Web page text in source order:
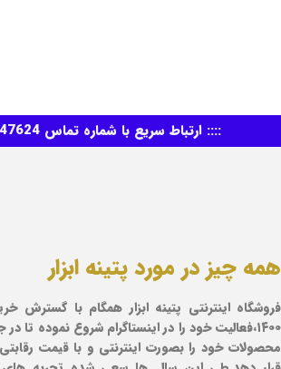
:::: ارتباط سریع با شماره تماس 09119247624::::
همه چیز در مورد پتینه ابزار
فروشگاه اینترنتی پتینه ابزار همگام با گسترش
۱۴۰۰،فعالیت خود را در اینستاگرام شروع نموده
محصولات خود را بصورت اینترنتی و با قیمت